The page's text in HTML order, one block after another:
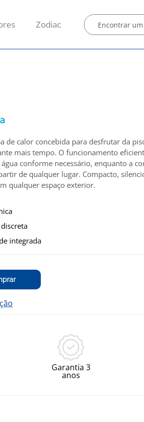
Zodiac
de calor concebida para desfrutar da
mais tempo. O funcionamento
conforme necessário, enquanto a
de qualquer lugar. Compacto,
qualquer espaço exterior.
integrada
Garantia 3
anos